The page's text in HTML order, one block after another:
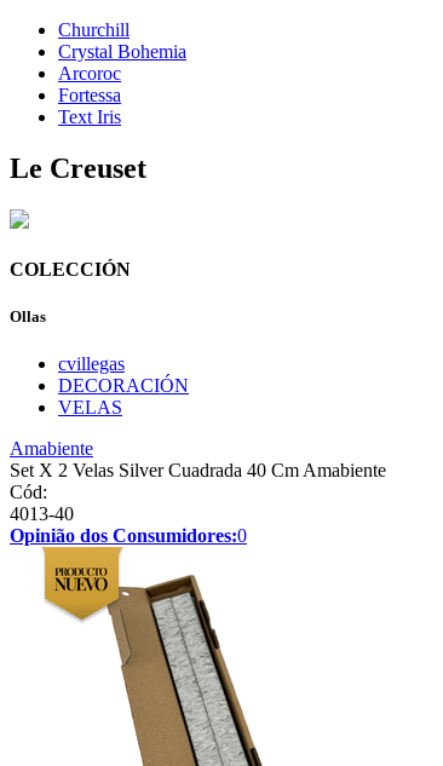
Churchill
Crystal Bohemia
Arcoroc
Fortessa
Text Iris
Le Creuset
COLECCIÓN
Ollas
cvillegas
DECORACIÓN
VELAS
Amabiente
Set X 2 Velas Silver Cuadrada 40 Cm Amabiente
Cód:
4013-40
Opinião dos Consumidores:0